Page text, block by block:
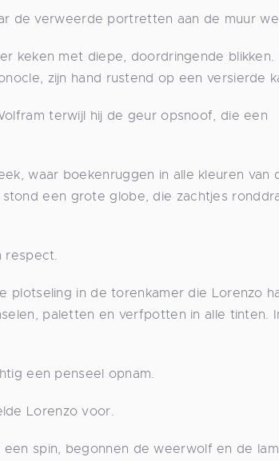
de verweerde portretten aan de muur
keken met diepe, doordringende blikken.
zijn hand rustend op een versierde
terwijl hij de geur opsnoof, die een
waar boekenruggen in alle kleuren van
een grote globe, die zachtjes
respect.
plotseling in de torenkamer die Lorenzo
paletten en verfpotten in alle tinten.
een penseel opnam.
Lorenzo voor.
spin, begonnen de weerwolf en de